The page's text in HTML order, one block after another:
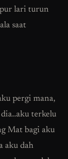
lari turun
saat
pergi mana,
dia..aku terkelu
Mat bagi aku
aku dah